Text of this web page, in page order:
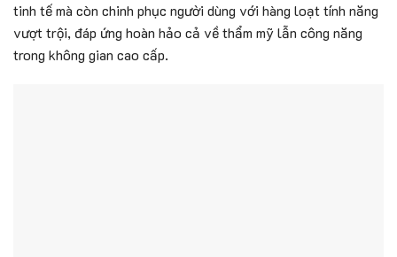
tinh tế mà còn chinh phục người dùng với hàng loạt tính năng
vượt trội, đáp ứng hoàn hảo cả về thẩm mỹ lẫn công năng
trong không gian cao cấp.